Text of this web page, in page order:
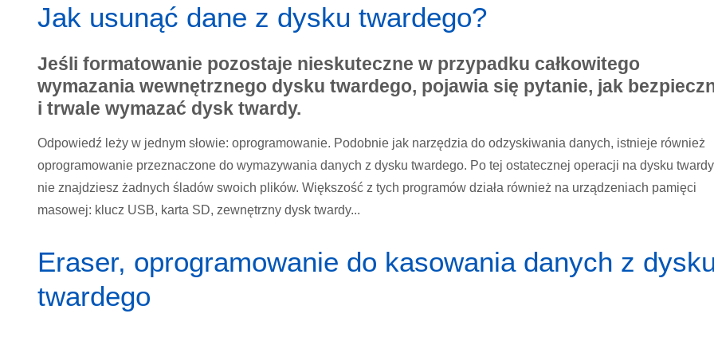
Jak usunąć dane z dysku twardego?
Jeśli formatowanie pozostaje nieskuteczne w przypadku całkowitego
wymazania wewnętrznego dysku twardego, pojawia się pytanie, jak
i trwale wymazać dysk twardy.
Odpowiedź leży w jednym słowie: oprogramowanie. Podobnie jak narzędzia do odzyskiwania danych, istnieje również
oprogramowanie przeznaczone do wymazywania danych z dysku twardego. Po tej ostatecznej operacji na dysku
nie znajdziesz żadnych śladów swoich plików. Większość z tych programów działa również na urządzeniach pamięci
masowej: klucz USB, karta SD, zewnętrzny dysk twardy...
Eraser, oprogramowanie do kasowania danych z dysku
twardego